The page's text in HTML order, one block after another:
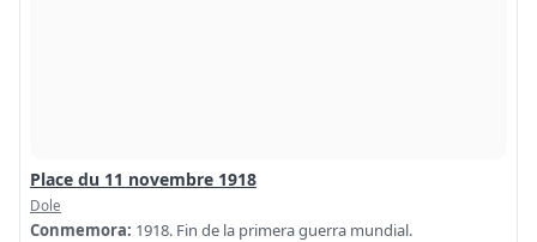
Place du 11 novembre 1918
Dole
Conmemora: 1918. Fin de la primera guerra mundial.